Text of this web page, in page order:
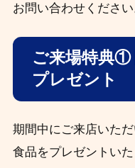
お問い合わせください
ご来場特典①
プレゼント
期間中にご来店いた
食品をプレゼントいた